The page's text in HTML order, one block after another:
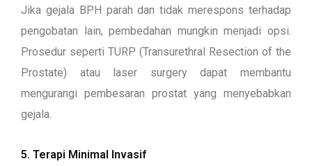
Jika gejala BPH parah dan tidak merespons terhadap
pengobatan lain, pembedahan mungkin menjadi opsi.
Prosedur seperti TURP (Transurethral Resection of the
Prostate) atau laser surgery dapat membantu
mengurangi pembesaran prostat yang menyebabkan
gejala.
5. Terapi Minimal Invasif